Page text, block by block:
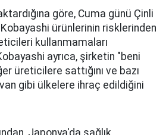
göre, Cuma günü Çinli
ürünlerinin risklerinden
kullanmamaları
ayrıca, şirketin "beni
üreticilere sattığını ve bazı
gibi ülkelere ihraç edildiğini
Japonya'da sağlık